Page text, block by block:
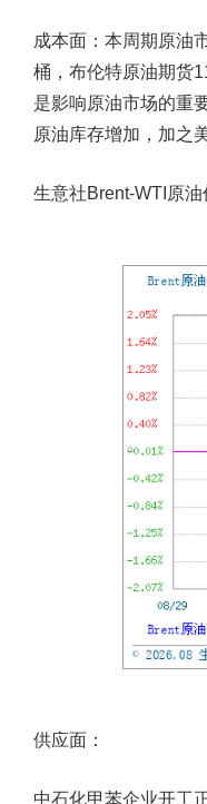
成本面 ：本周期原油
桶，布伦特原油期货
是影响原油市场的重
原油库存增加，加之
生意社Brent-WTI原油
供应面：
中石化甲苯企业开工